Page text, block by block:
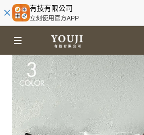
有技有限公司
立刻使用官方APP